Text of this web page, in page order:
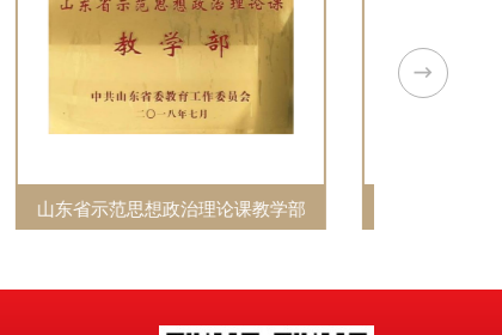
青岛市先进基层党组织